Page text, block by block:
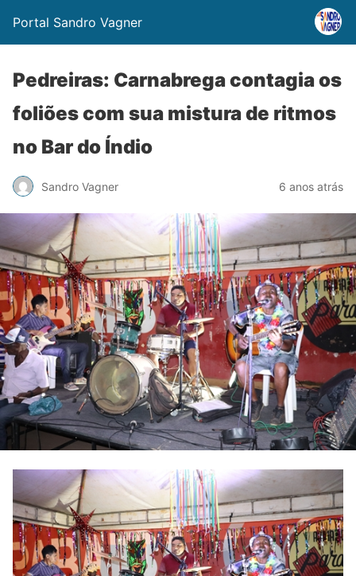
Portal Sandro Vagner
Pedreiras: Carnabrega contagia os
foliões com sua mistura de ritmos
no Bar do Índio
Sandro Vagner 6 anos atrás